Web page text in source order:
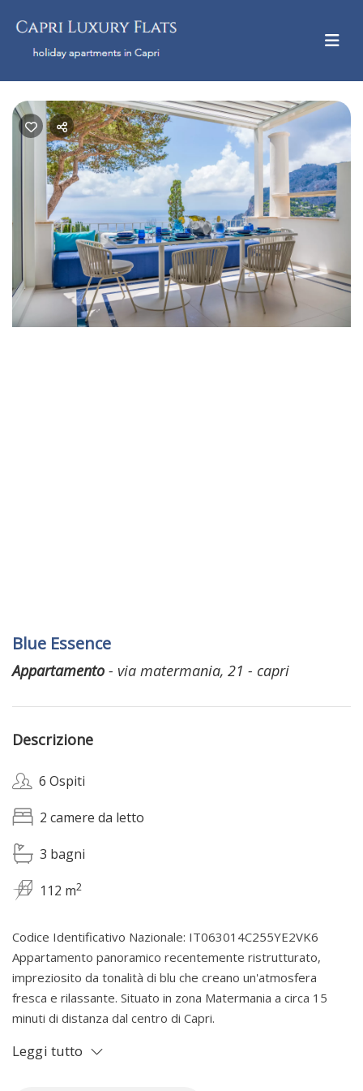
Blue Essence
Appartamento - via matermania, 21 - capri
Descrizione
6 Ospiti
2 camere da letto
3 bagni
112 m2
Codice Identificativo Nazionale: IT063014C255YE2VK6
Appartamento panoramico recentemente ristrutturato,
impreziosito da tonalità di blu che creano un'atmosfera
fresca e rilassante. Situato in zona Matermania a circa 15
minuti di distanza dal centro di Capri.
circa 15 min a piedi dalla famosa piazzetta.
Leggi tutto